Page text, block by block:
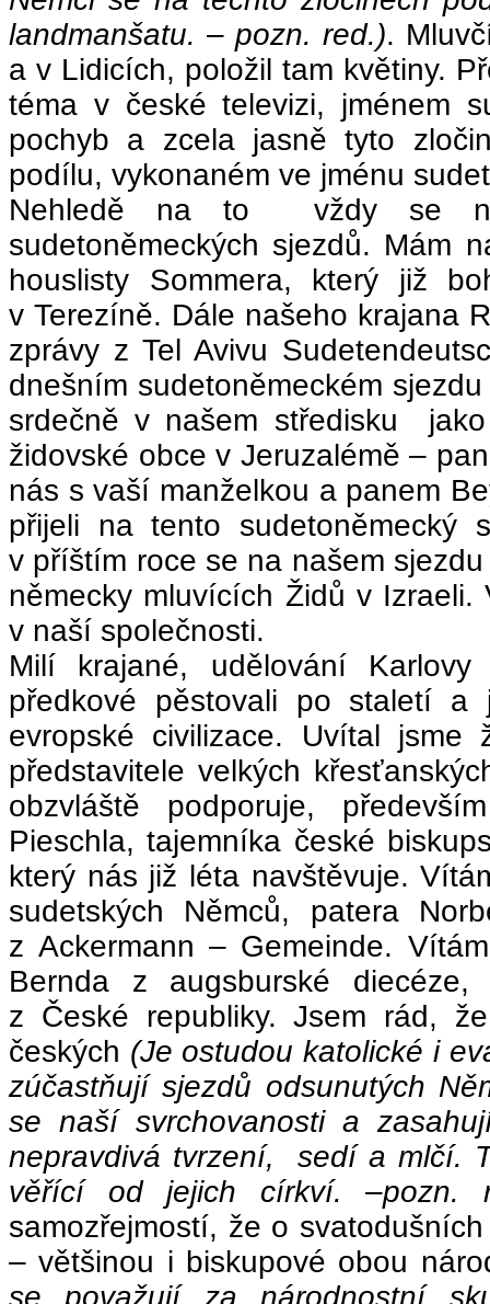
landmanšatu. – pozn. red.).
a v Lidicích, položil tam květiny.
téma v české televizi, jménem
pochyb a zcela jasně tyto
podílu, vykonaném ve jménu
Nehledě na to vždy se
sudetoněmeckých sjezdů. Mám
houslisty Sommera, který již
v Terezíně. Dále našeho krajana
zprávy z Tel Avivu
dnešním sudetoněmeckém
srdečně v našem středisku
židovské obce v Jeruzalémě –
nás s vaší manželkou a panem
přijeli na tento
v příštím roce se na našem
německy mluvících Židů v
v naší společnosti.
Milí krajané, udělování
předkové pěstovali po staletí a
evropské civilizace. Uvítal jsme
představitele velkých
obzvláště podporuje,
Pieschla, tajemníka české
který nás již léta navštěvuje.
sudetských Němců, patera
z Ackermann – Gemeinde.
Bernda z augsburské
z České republiky. Jsem rád,
českých (Je ostudou katolické i
zúčastňují sjezdů odsunutých
se naší svrchovanosti a
nepravdivá tvrzení, sedí a mlčí.
věřící od jejich církví. –pozn.
samozřejmostí, že o
– většinou i biskupové obou
se považují za národnostní